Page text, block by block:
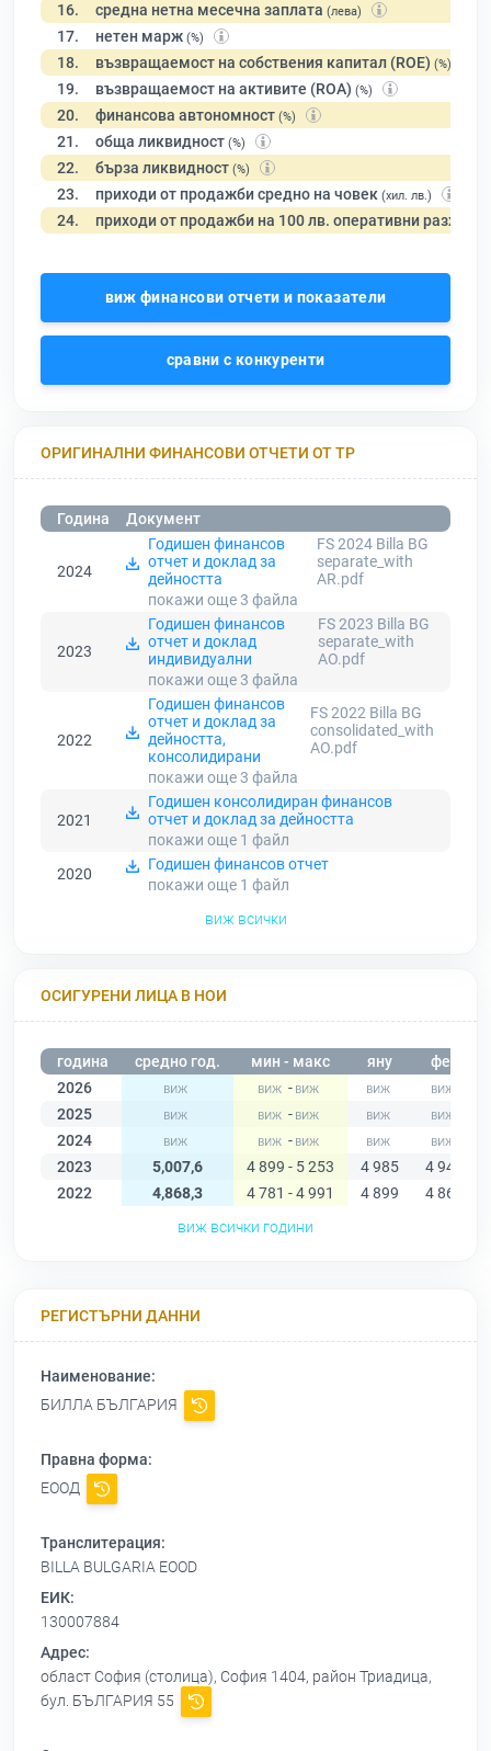
16. средна нетна месечна заплата (лева)
17. нетен марж (%)
18. възвращаемост на собствения капитал (ROE) (%)
19. възвращаемост на активите (ROA) (%)
20. финансова автономност (%)
21. обща ликвидност (%)
22. бърза ликвидност (%)
23. приходи от продажби средно на човек (хил. лв.)
24. приходи от продажби на 100 лв. оперативни разходи
виж финансови отчети и показатели
сравни с конкуренти
ОРИГИНАЛНИ ФИНАНСОВИ ОТЧЕТИ ОТ ТР
Година Документ
2024
Годишен финансов
отчет и доклад за
дейността
FS 2024 Billa BG
separate_with
AR.pdf
покажи още 3 файла
2023
Годишен финансов
отчет и доклад
индивидуални
FS 2023 Billa BG
separate_with
AO.pdf
покажи още 3 файла
2022
Годишен финансов
отчет и доклад за
дейността,
консолидирани
FS 2022 Billa BG
consolidated_with
AO.pdf
покажи още 3 файла
2021
Годишен консолидиран финансов
отчет и доклад за дейността
покажи още 1 файл
2020
Годишен финансов отчет
покажи още 1 файл
виж всички
ОСИГУРЕНИ ЛИЦА В НОИ
година средно год. мин - макс яну
фев
2026
-
2025
-
2024
-
2023
5,007,6 4 899 - 5 253 4 985 4 949
2022
4,868,3 4 781 - 4 991 4 899 4 867
виж всички години
РЕГИСТЪРНИ ДАННИ
Наименование:
БИЛЛА БЪЛГАРИЯ
Правна форма:
ЕООД
Транслитерация:
BILLA BULGARIA EOOD
ЕИК:
130007884
Адрес:
област София (столица), София 1404, район Триадица,
бул. БЪЛГАРИЯ 55